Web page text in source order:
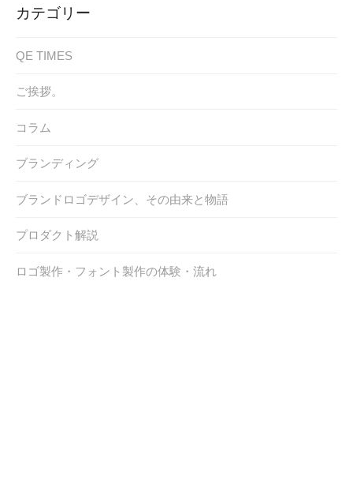
カテゴリー
QE TIMES
ご挨拶。
コラム
ブランディング
ブランドロゴデザイン、その由来と物語
プロダクト解説
ロゴ製作・フォント製作の体験・流れ